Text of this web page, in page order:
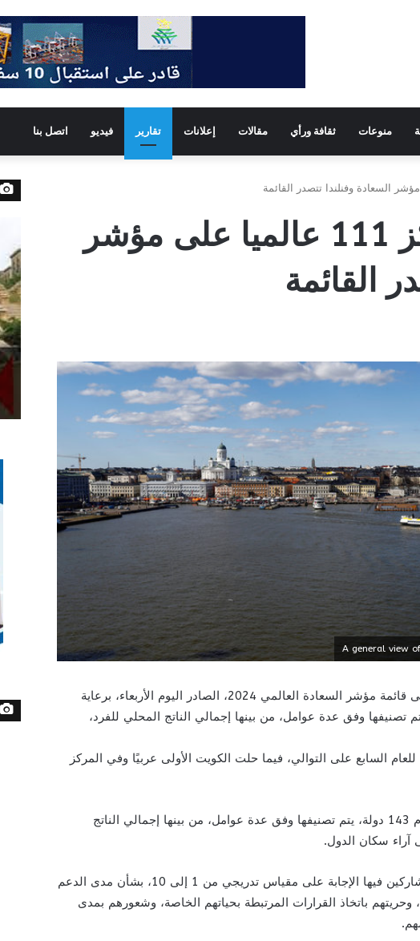
منوعات ثقافة ورأي مقالات إعلانات تقارير فيديو اتصل بنا
موريتانيا تحتل المركز 111 عالميا على مؤشر
القائمة
الزمان أنفو ـ صنفت موريتانيا المركز 111 عالميا، على قائمة مؤشر السعادة العالمي 2024، الصادر اليوم الأربعاء، برعاية
ويشمل التقرير هذا العام 143 دولة، يتم تصنيفها وفق عدة عوامل، من بينها إجمالي الناتج المحلي للفرد،
السابع على التوالي، فيما حلت الكويت الأولى عربيًا وفي المركز
والتقرير الصادر برعاية الأمم المتحدة، يشمل هذا العام 143 دولة، يتم تصنيفها وفق عدة عوامل، من بينها إجمالي الناتج
آراء سكان الدول.
ويعتمد الباحثون على استطلاعات رأي تطلب من المشاركين فيها الإجابة على مقياس تدريجي من 1 إلى 10، بشأن مدى الدعم
باتخاذ القرارات المرتبطة بحياتهم الخاصة، وشعورهم بمدى